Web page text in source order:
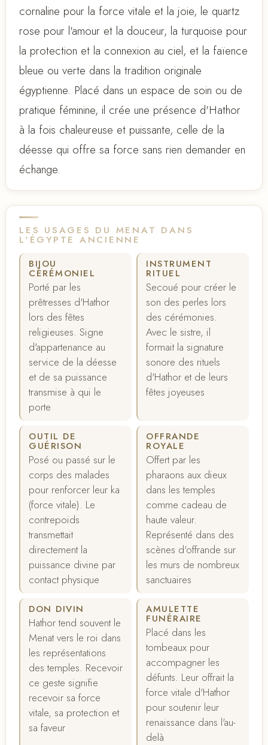
cornaline pour la force vitale et la joie, le quartz
rose pour l'amour et la douceur, la turquoise pour
la protection et la connexion au ciel, et la faïence
bleue ou verte dans la tradition originale
égyptienne. Placé dans un espace de soin ou de
pratique féminine, il crée une présence d'Hathor
à la fois chaleureuse et puissante, celle de la
déesse qui offre sa force sans rien demander en
échange.
LES USAGES DU MENAT DANS
L'ÉGYPTE ANCIENNE
BIJOU
CÉRÉMONIEL
Porté par les
prêtresses d'Hathor
lors des fêtes
religieuses. Signe
d'appartenance au
service de la déesse
et de sa puissance
transmise à qui le
porte
INSTRUMENT
RITUEL
Secoué pour créer le
son des perles lors
des cérémonies.
Avec le sistre, il
formait la signature
sonore des rituels
d'Hathor et de leurs
fêtes joyeuses
OUTIL DE
GUÉRISON
Posé ou passé sur le
corps des malades
pour renforcer leur ka
(force vitale). Le
contrepoids
transmettait
directement la
puissance divine par
contact physique
OFFRANDE
ROYALE
Offert par les
pharaons aux dieux
dans les temples
comme cadeau de
haute valeur.
Représenté dans des
scènes d'offrande sur
les murs de nombreux
sanctuaires
DON DIVIN
Hathor tend souvent le
Menat vers le roi dans
les représentations
des temples. Recevoir
ce geste signifie
recevoir sa force
vitale, sa protection et
sa faveur
AMULETTE
FUNÉRAIRE
Placé dans les
tombeaux pour
accompagner les
défunts. Leur offrait la
force vitale d'Hathor
pour soutenir leur
renaissance dans l'au-
delà